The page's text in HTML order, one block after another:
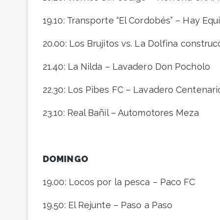
19.10: Transporte “El Cordobés” – Hay
20.00: Los Brujitos vs. La Dolfina
21.40: La Nilda – Lavadero Don Pocholo
22.30: Los Pibes FC – Lavadero
23.10: Real Bañil – Automotores Meza
DOMINGO
19.00: Locos por la pesca – Paco FC
19.50: El Rejunte – Paso a Paso